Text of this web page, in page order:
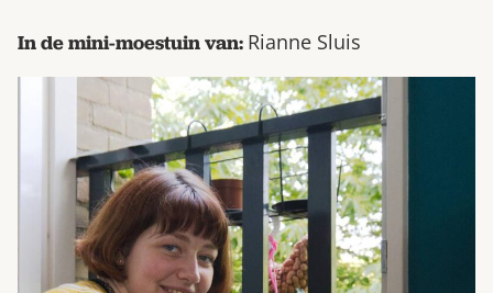
In de mini-moestuin van: Rianne Sluis